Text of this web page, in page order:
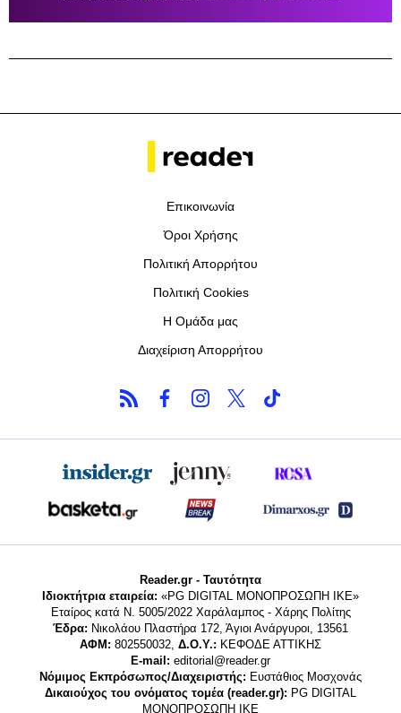
Επικοινωνία
Όροι Χρήσης
Πολιτική Απορρήτου
Πολιτική Cookies
Η Ομάδα μας
Διαχείριση Απορρήτου
Reader.gr - Ταυτότητα
Ιδιοκτήτρια εταιρεία: «PG DIGITAL MONΟΠΡΟΣΩΠΗ ΙΚΕ»
Εταίρος κατά Ν. 5005/2022 Χαράλαμπος - Χάρης Πολίτης
Έδρα: Νικολάου Πλαστήρα 172, Άγιοι Ανάργυροι, 13561
ΑΦΜ: 802550032, Δ.Ο.Υ.: ΚΕΦΟΔΕ ΑΤΤΙΚΗΣ
E-mail: editorial@reader.gr
Νόμιμος Εκπρόσωπος/Διαχειριστής: Ευστάθιος Μοσχονάς
Δικαιούχος του ονόματος τομέα (reader.gr): PG DIGITAL
MONΟΠΡΟΣΩΠΗ ΙΚΕ